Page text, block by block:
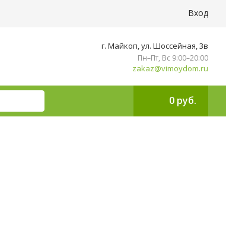
Вход
г. Майкоп, ул. ​Шоссейная, 3в
Пн–Пт, Вс 9:00–20:00
zakaz@vimoydom.ru
0 руб.